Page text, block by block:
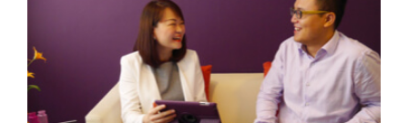
聯絡我們